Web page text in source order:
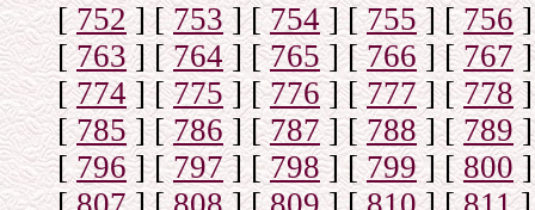
[752] [753] [ 754] [755] [756]
[763] [764] [765] [766] [767]
[774] [775] [776] [777] [778]
[785] [786] [787] [788] [789]
[796] [797] [798] [799] [800]